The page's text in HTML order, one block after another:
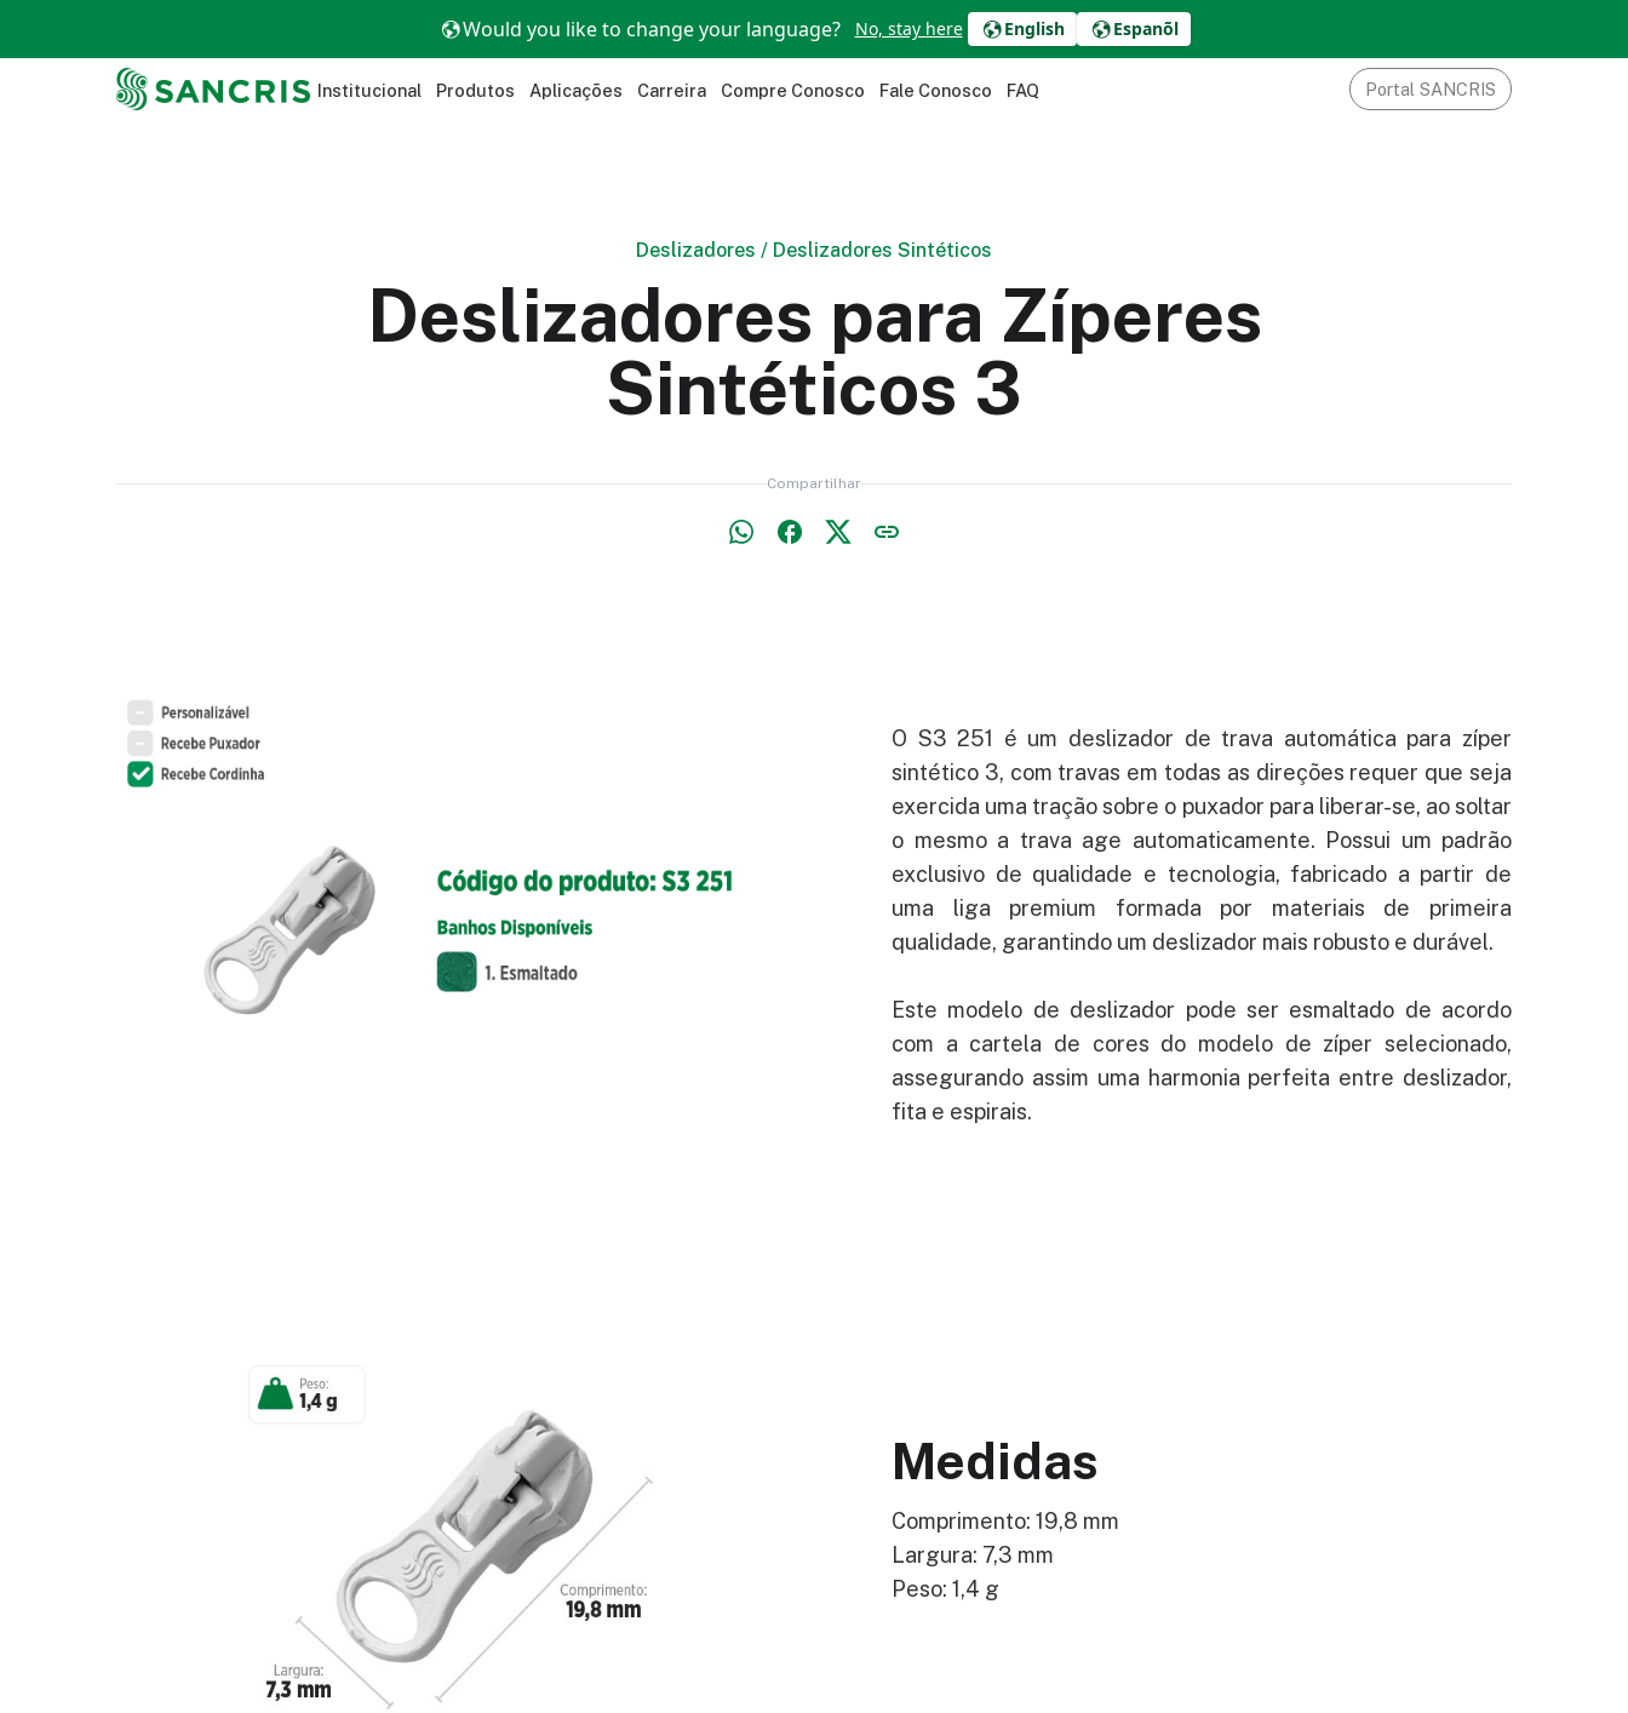
Would you like to change your language? No, stay here English Espanõl
Institucional Produtos Aplicações Carreira Compre Conosco Fale Conosco FAQ Portal SANCRIS
Deslizadores / Deslizadores Sintéticos
Deslizadores para Zíperes
Sintéticos 3
Compartilhar
O S3 251 é um deslizador de trava automática para zíper
sintético 3, com travas em todas as direções requer que seja
exercida uma tração sobre o puxador para liberar-se, ao soltar
o mesmo a trava age automaticamente. Possui um padrão
exclusivo de qualidade e tecnologia, fabricado a partir de
uma liga premium formada por materiais de primeira
qualidade, garantindo um deslizador mais robusto e durável.
Este modelo de deslizador pode ser esmaltado de acordo
com a cartela de cores do modelo de zíper selecionado,
assegurando assim uma harmonia perfeita entre deslizador,
fita e espirais.
Medidas
Comprimento: 19,8 mm
Largura: 7,3 mm
Peso: 1,4 g